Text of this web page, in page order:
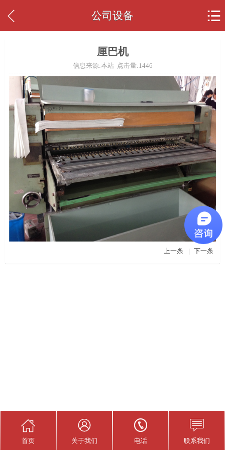
 公司设备 
厘巴机
信息来源:本站 点击量:1446
上一条 | 下一条

首页

关于我们

电话

联系我们